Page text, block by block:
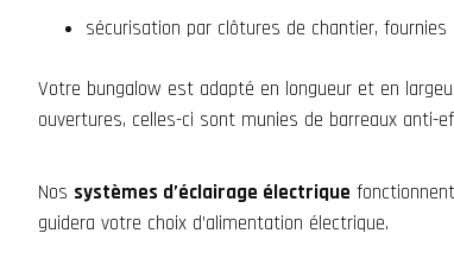
sécurisation par clôtures de chantier, fournies
Votre bungalow est adapté en longueur et en
ouvertures, celles-ci sont munies de barreaux anti-
Nos systèmes d’éclairage électrique
guidera votre choix d’alimentation électrique.